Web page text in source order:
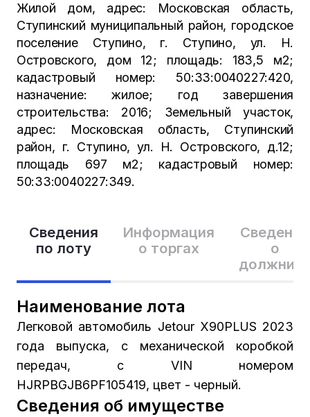
Сведения
по лоту
Информация
о торгах
Сведения
о
Наименование лота
Легковой автомобиль Jetour X90PLUS 2023
года выпуска, с механической коробкой
передач, с VIN номером
HJRPBGJB6PF105419, цвет - черный.
Сведения об имуществе
Жилой дом, адрес: Московская область,
Ступинский муниципальный район, городское
поселение Ступино, г. Ступино, ул. Н.
Островского, дом 12; площадь: 183,5 м2;
кадастровый номер: 50:33:0040227:420,
назначение: жилое; год завершения
строительства: 2016; Земельный участок,
адрес: Московская область, Ступинский
район, г. Ступино, ул. Н. Островского, д.12;
площадь 697 м2; кадастровый номер:
50:33:0040227:349.